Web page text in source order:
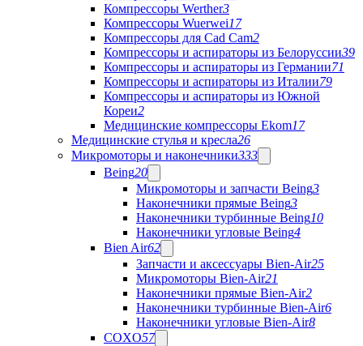
Компрессоры Werther3
Компрессоры Wuerwei17
Компрессоры для Cad Cam2
Компрессоры и аспираторы из Белоруссии39
Компрессоры и аспираторы из Германии71
Компрессоры и аспираторы из Италии79
Компрессоры и аспираторы из Южной
Кореи2
Медицинские компрессоры Ekom17
Медицинские стулья и кресла26
Микромоторы и наконечники333
Being20
Микромоторы и запчасти Being3
Наконечники прямые Being3
Наконечники турбинные Being10
Наконечники угловые Being4
Bien Air62
Запчасти и аксессуары Bien-Air25
Микромоторы Bien-Air21
Наконечники прямые Bien-Air2
Наконечники турбинные Bien-Air6
Наконечники угловые Bien-Air8
COXO57